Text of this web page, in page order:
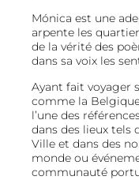
Mónica est une
arpente les
de la vérité des
dans sa voix les
Ayant fait voyager
comme la
l’une des
dans des lieux tels
Ville et dans des
monde ou
communauté